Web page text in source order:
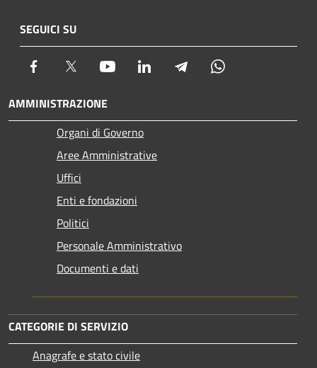
SEGUICI SU
Facebook Twitter Youtube LinkedIn Telegram
AMMINISTRAZIONE
Organi di Governo
Aree Amministrative
Uffici
Enti e fondazioni
Politici
Personale Amministrativo
Documenti e dati
CATEGORIE DI SERVIZIO
Anagrafe e stato civile